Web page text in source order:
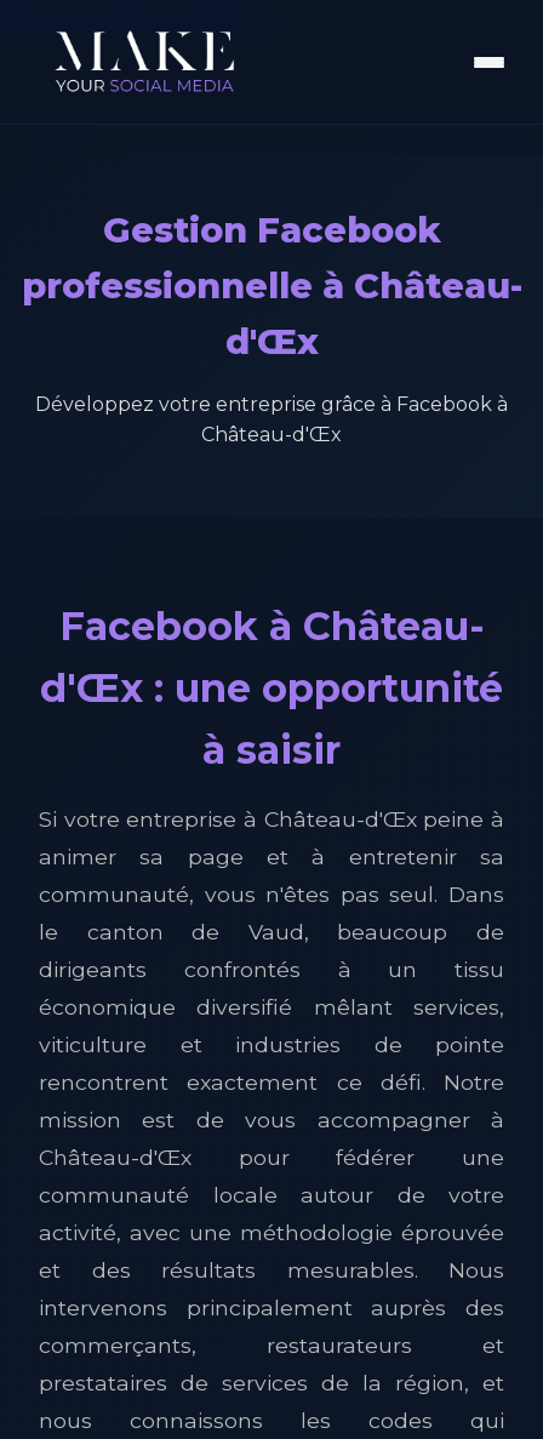
Gestion Facebook
professionnelle à Château-
d'Œx
Développez votre entreprise grâce à Facebook à
Château-d'Œx
Facebook à Château-
d'Œx : une opportunité
à saisir
Si votre entreprise à Château-d'Œx peine à
animer sa page et à entretenir sa
communauté, vous n'êtes pas seul. Dans
le canton de Vaud, beaucoup de
dirigeants confrontés à un tissu
économique diversifié mêlant services,
viticulture et industries de pointe
rencontrent exactement ce défi. Notre
mission est de vous accompagner à
Château-d'Œx pour fédérer une
communauté locale autour de votre
activité, avec une méthodologie éprouvée
et des résultats mesurables. Nous
intervenons principalement auprès des
commerçants, restaurateurs et
prestataires de services de la région, et
nous connaissons les codes qui